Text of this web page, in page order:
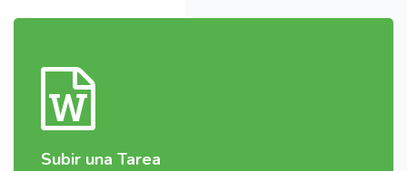
Subir una Tarea